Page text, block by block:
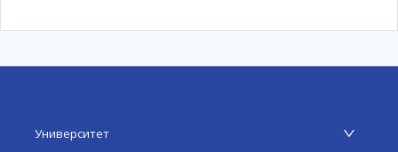
Университет